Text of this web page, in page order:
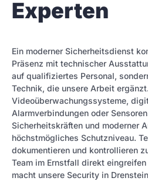
Experten
Ein moderner Sicherheitsdienst
Präsenz mit technischer
auf qualifiziertes Personal,
Technik, die unsere Arbeit
Videoüberwachungssysteme,
Alarmverbindungen oder
Sicherheitskräften und moderner
höchstmögliches Schutzniveau.
dokumentieren und kontrollieren
Team im Ernstfall direkt
macht unsere Security in